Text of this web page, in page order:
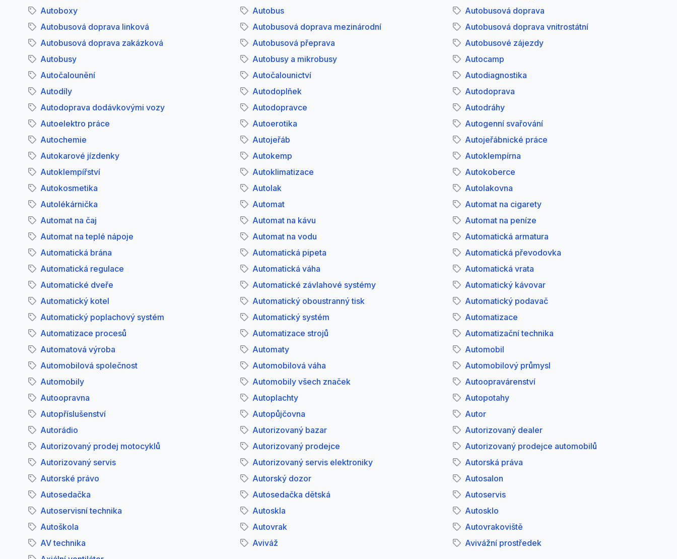
Autoboxy
Autobus
Autobusová doprava
Autobusová doprava linková
Autobusová doprava mezinárodní
Autobusová doprava vnitrostátní
Autobusová doprava zakázková
Autobusová přeprava
Autobusové zájezdy
Autobusy
Autobusy a mikrobusy
Autocamp
Autočalounění
Autočalounictví
Autodiagnostika
Autodíly
Autodoplňek
Autodoprava
Autodoprava dodávkovými vozy
Autodopravce
Autodráhy
Autoelektro práce
Autoerotika
Autogenní svařování
Autochemie
Autojeřáb
Autojeřábnické práce
Autokarové jízdenky
Autokemp
Autoklempírna
Autoklempířství
Autoklimatizace
Autokoberce
Autokosmetika
Autolak
Autolakovna
Autolékárnička
Automat
Automat na cigarety
Automat na čaj
Automat na kávu
Automat na peníze
Automat na teplé nápoje
Automat na vodu
Automatická armatura
Automatická brána
Automatická pipeta
Automatická převodovka
Automatická regulace
Automatická váha
Automatická vrata
Automatické dveře
Automatické závlahové systémy
Automatický kávovar
Automatický kotel
Automatický oboustranný tisk
Automatický podavač
Automatický poplachový systém
Automatický systém
Automatizace
Automatizace procesů
Automatizace strojů
Automatizační technika
Automatová výroba
Automaty
Automobil
Automobilová společnost
Automobilová váha
Automobilový průmysl
Automobily
Automobily všech značek
Autoopravárenství
Autoopravna
Autoplachty
Autopotahy
Autopříslušenství
Autopůjčovna
Autor
Autorádio
Autorizovaný bazar
Autorizovaný dealer
Autorizovaný prodej motocyklů
Autorizovaný prodejce
Autorizovaný prodejce automobilů
Autorizovaný servis
Autorizovaný servis elektroniky
Autorská práva
Autorské právo
Autorský dozor
Autosalon
Autosedačka
Autosedačka dětská
Autoservis
Autoservisní technika
Autoskla
Autosklo
Autoškola
Autovrak
Autovrakoviště
AV technika
Aviváž
Avivážní prostředek